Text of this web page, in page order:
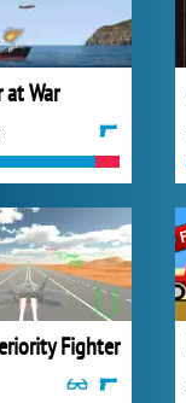
at War
Fighter